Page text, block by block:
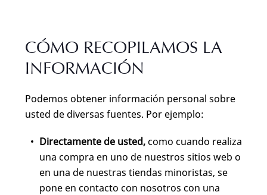
CÓMO RECOPILAMOS LA
INFORMACIÓN
Podemos obtener información personal sobre
usted de diversas fuentes. Por ejemplo:
Directamente de usted,como cuando realiza
una compra en uno de nuestros sitios web o
en una de nuestras tiendas minoristas, se
pone en contacto con nosotros con una